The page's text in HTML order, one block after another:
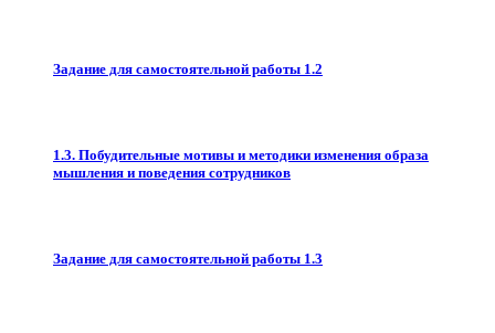
Задание для самостоятельной работы 1.2
1.3. Побудительные мотивы и методики изменения образа
мышления и поведения сотрудников
Задание для самостоятельной работы 1.3